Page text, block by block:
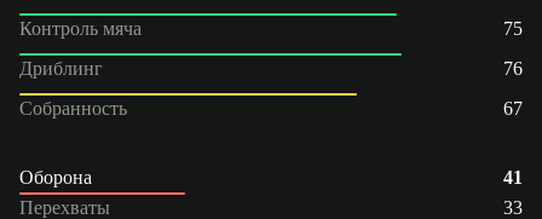
Контроль мяча
75
Дриблинг
76
Собранность
67
Оборона
41
Перехваты
33